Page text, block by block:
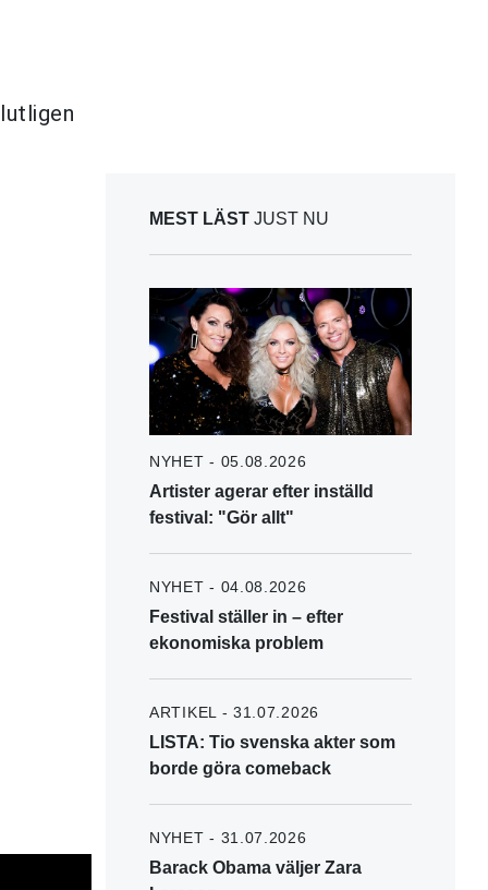
MEST LÄST JUST NU
NYHET - 05.08.2026
Artister agerar efter inställd
festival: "Gör allt"
NYHET - 04.08.2026
Festival ställer in – efter
ekonomiska problem
ARTIKEL - 31.07.2026
LISTA: Tio svenska akter som
borde göra comeback
NYHET - 31.07.2026
Barack Obama väljer Zara